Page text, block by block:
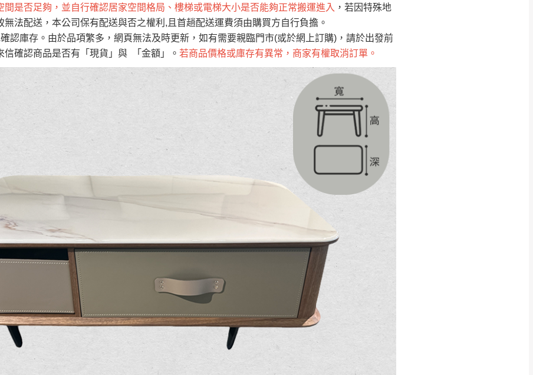
間是否足夠，並自行確認居家空間格局、樓梯或電梯大小是否能夠正常搬運進入 ，若因特殊地
法配送，本公司保有配送與否之權利,且首趟配送運費須由購買方自行負擔。
確認庫存。由於品項繁多，網頁無法及時更新，如有需要親臨門市(或於網上訂購)，請於出發前
信確認商品是否有「現貨」與 「金額」。 若商品價格或庫存有異常，商家有權取消訂單。
免 運 費
＊A108產品另收運費
復興鄉
峨眉鄉、五峰鄉、橫山、北埔鄉、尖石
鄉、寶山鄉山區、新埔山區、芎林山區、
關西 玉山里
雙溪、貢寮、烏來、平溪、九份、石
門、林口 下福里、新店山區、三峽山區、
石碇、坪林、福隆、淡水山區、北投湖山
路、深坑山區
$ 9,000以下：NT$500元
＊A108產品另收運費
基隆山區
$ 9,000以上：免運費
$ 9,000以下：NT$500元
＊A108產品另收運費
卓蘭鎮、三灣、通霄山區、西湖、泰安
鄉、大湖鄉、頭屋、獅潭鄉
配送天數：5~14天
到貨時間：指定送貨日當天以電話聯絡確認
｜周（一）配送部門固定公休無送貨｜
→ @dershin）
現貨，若未詢問下單後無現貨我們客服會再來電或E-Mail與您聯絡
Line ID → @dershin）
至基隆，南至苗栗，偏遠地區恕無法提供運送 (詳見運送規章)。
它地區暫不開放，如因特殊地型限制(山區、鄉、鎮、村)、樓梯太小、無法搬運上樓等因
工作安全，賣家無提供吊掛服務，若需以吊車或其他的吊掛方式吊運，費用將由買方自
、配送的問題，並非一般快速到貨商品，無法指定特定時間送達，司機當天到貨前皆
你不用整天在家等貨，以節省您的寶貴時間。
較為不易，故暫無法配送至百貨公司內部。
兩聯式發票，發票將於商品完成出貨15個工作天另行寄出，另外約加上2~7個工作天內
延寄送。
於到貨日起七日內通知本公司客服人員，我們將為您更換新品，運費皆由本站負責，
商品必須是全新狀態且完整包裝，床墊、床包、枕頭類產品需為未拆封狀態(請保持商
廠商紙及所有附隨文件或資料之完整性)，若未依照上述方式處理，恕無法接受退貨。
選購商品，可能會因個人電腦螢幕的設定色差或解析度等因素， 與實際商品的顏色、